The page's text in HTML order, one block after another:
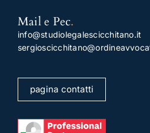
Mail e Pec.
info@studiolegalescicchitano.it
pagina contatti